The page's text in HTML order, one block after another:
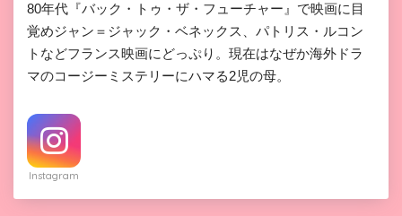
80年代『バック・トゥ・ザ・フューチャー』で映画に目
覚めジャン＝ジャック・ベネックス、パトリス・ルコン
トなどフランス映画にどっぷり。現在はなぜか海外ドラ
マのコージーミステリーにハマる2児の母。
Instagram